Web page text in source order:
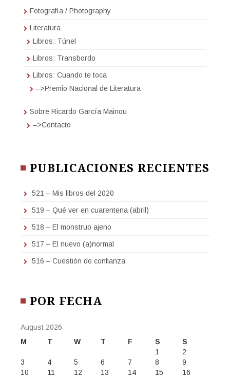
Fotografía / Photography
Literatura
Libros: Túnel
Libros: Transbordo
Libros: Cuando te toca
–>Premio Nacional de Literatura
Sobre Ricardo García Mainou
–>Contacto
PUBLICACIONES RECIENTES
521 – Mis libros del 2020
519 – Qué ver en cuarentena (abril)
518 – El monstruo ajeno
517 – El nuevo (a)normal
516 – Cuestión de confianza
POR FECHA
August 2026
M
T W T F S
S
1
2
3
4 5 6 7 8
9
10
11 12 13 14 15
16